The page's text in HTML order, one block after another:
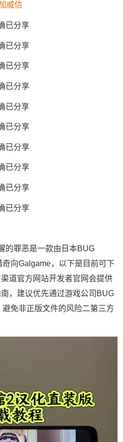
威信
已分享
已分享
已分享
已分享
已分享
已分享
已分享
已分享
已分享
已分享
的罪恶是一款由日本BUG
向Galgame，以下是目前可下
道官方网站开发者官网会提供
，建议优先通过游戏公司BUG
免非正版文件的风险二第三方